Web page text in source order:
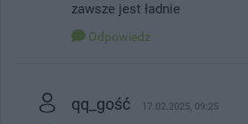
zawsze jest ładnie
Odpowiedz
qq_gość 17.02.2025, 09:25